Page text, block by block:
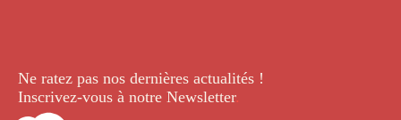
Ne ratez pas nos dernières actualités !
Inscrivez-vous à notre Newsletter.